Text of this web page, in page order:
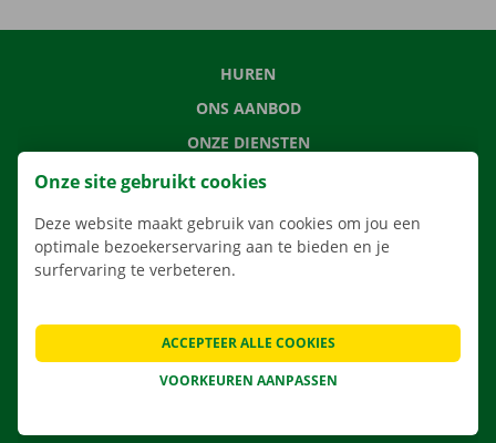
HUREN
ONS AANBOD
ONZE DIENSTEN
LOCATIES
VERHUISOPLOSSINGEN
CONTACTEER ONS
VEELGESTELDE VRAGEN
Onze site gebruikt cookies
Deze website maakt gebruik van cookies om jou een
optimale bezoekerservaring aan te bieden en je
surfervaring te verbeteren.
VOORKEUREN AANPASSEN
ACCEPTEER ALLE COOKIES